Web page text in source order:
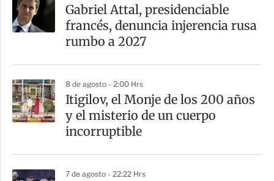
Gabriel Attal, presidenciable
francés, denuncia injerencia rusa
rumbo a 2027
8 de agosto - 2:00 Hrs
Itigilov, el Monje de los 200 años
y el misterio de un cuerpo
incorruptible
7 de agosto - 22:22 Hrs